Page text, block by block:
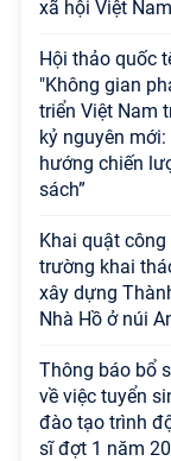
xã hội Việt Nam
Hội thảo quốc
"Không gian
triển Việt Nam
kỷ nguyên
hướng chiến
sách”
Khai quật công
trường khai
xây dựng
Nhà Hồ ở núi
Thông báo bổ
về việc tuyển
đào tạo trình
sĩ đợt 1 năm